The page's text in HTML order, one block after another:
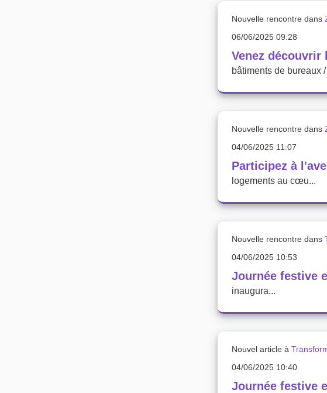
Nouvelle rencontre dans
06/06/2025 09:28
Venez découvrir
bâtiments de bureaux
Nouvelle rencontre dans
04/06/2025 11:07
Participez à
logements au cœu...
Nouvelle rencontre dans
04/06/2025 10:53
Journée festive
inaugura...
Nouvel article à
04/06/2025 10:40
Journée festive